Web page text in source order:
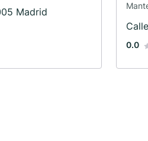
Madrid
0.0